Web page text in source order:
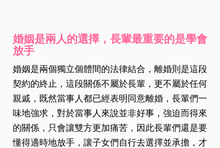
婚姻是兩人的選擇，長輩最重要的是學會
放手
婚姻是兩個獨立個體間的法律結合，離婚則是這段
契約的終止，這段關係不屬於長輩，更不屬於任何
親戚，既然當事人都已經表明同意離婚，長輩們一
味地強求，對於當事人來說並非好事，強迫而得來
的關係，只會讓雙方更加痛苦，因此長輩們還是要
懂得適時地放手，讓子女們自行去選擇並承擔，才